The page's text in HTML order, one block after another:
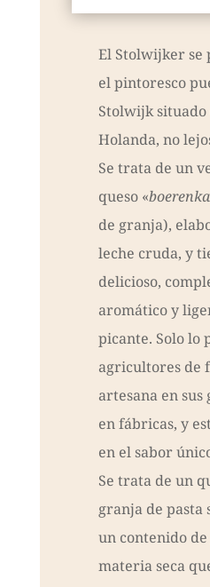
El Stolwijker se
el pintoresco
Stolwijk situado
Holanda, no
Se trata de un
queso «
de granja),
leche cruda, y
delicioso,
aromático y
picante. Solo lo
agricultores de
artesana en sus
en fábricas, y
en el sabor
Se trata de un
granja de pasta
un contenido
materia seca